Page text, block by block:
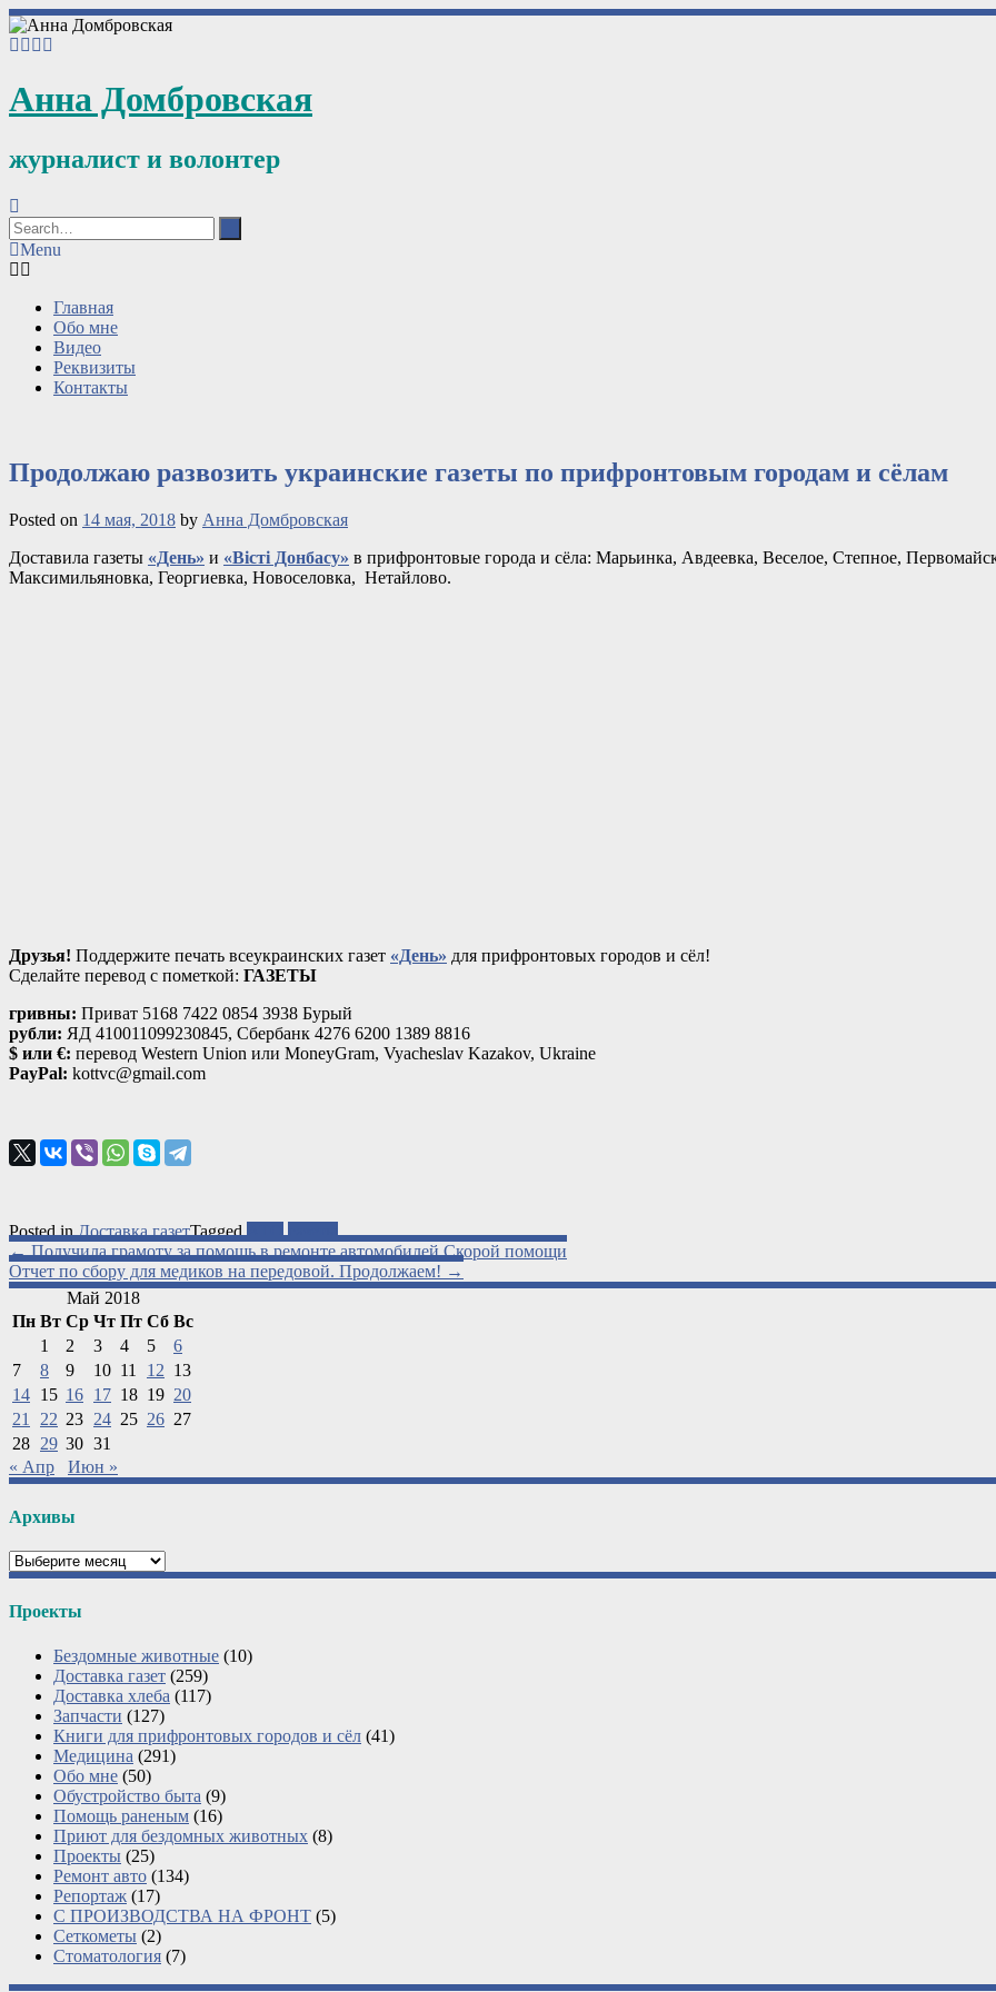
Анна Домбровская
журналист и волонтер
Menu
Главная
Обо мне
Видео
Реквизиты
Контакты
Продолжаю развозить украинские газеты по прифронтовым городам и сёлам
Posted on 14 мая, 2018 by Анна Домбровская
Доставила газеты «День» и «Вісті Донбасу» в прифронтовые города и сёла: Марьинка, Авдеевка, Веселое, Степное,
Максимильяновка, Георгиевка, Новоселовка, Нетайлово.
Друзья! Поддержите печать всеукраинских газет «День» для прифронтовых городов и сёл!
Сделайте перевод с пометкой: ГАЗЕТЫ
гривны: Приват 5168 7422 0854 3938 Бурый
рубли: ЯД 410011099230845, Сбербанк 4276 6200 1389 8816
$ или €: перевод Western Union или MoneyGram, Vyacheslav Kazakov, Ukraine
PayPal: kottvc@gmail.com
Posted inДоставка газетTagged
Post
navigation
←Получила грамоту за помощь в ремонте автомобилей Скорой помощи
Отчет по сбору для медиков на передовой. Продолжаем! →
Май 2018
Пн Вт Ср Чт Пт Сб Вс
1
2 3 4 5
6
7
8 9 10 11 12 13
14 15 16 17 18 19 20
21
22 23 24 25 26 27
28 29 30 31
« Апр
Июн »
Архивы
Архивы
Проекты
Бездомные животные (10)
Доставка газет (259)
Доставка хлеба (117)
Запчасти (127)
Книги для прифронтовых городов и сёл (41)
Медицина (291)
Обо мне (50)
Обустройство быта (9)
Помощь раненым (16)
Приют для бездомных животных (8)
Проекты (25)
Ремонт авто (134)
Репортаж (17)
С ПРОИЗВОДСТВА НА ФРОНТ (5)
Сеткометы (2)
Стоматология (7)